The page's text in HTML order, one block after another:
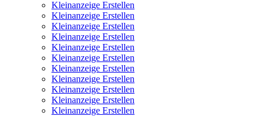
Kleinanzeige Erstellen
Kleinanzeige Erstellen
Kleinanzeige Erstellen
Kleinanzeige Erstellen
Kleinanzeige Erstellen
Kleinanzeige Erstellen
Kleinanzeige Erstellen
Kleinanzeige Erstellen
Kleinanzeige Erstellen
Kleinanzeige Erstellen
Kleinanzeige Erstellen